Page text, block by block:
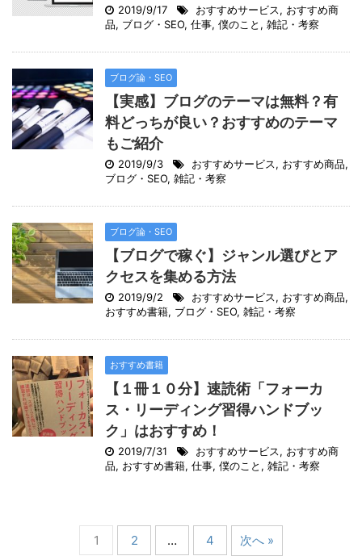
2019/9/17 おすすめサービス, おすすめ商
品, ブログ・SEO, 仕事, 僕のこと , 雑記・考察
ブログ論・SEO
【実感】ブログのテーマは無料？有
料どっちが良い？おすすめのテーマ
もご紹介
2019/9/3 おすすめサービス, おすすめ商品,
ブログ・SEO, 雑記・考察
ブログ論・SEO
【ブログで稼ぐ】ジャンル選びとア
クセスを集める方法
2019/9/2 おすすめサービス, おすすめ商品,
おすすめ書籍, ブログ・SEO, 雑記・考察
おすすめ書籍
【１冊１０分】速読術「フォーカ
ス・リーディング習得ハンドブッ
ク」はおすすめ！
2019/7/31 おすすめサービス, おすすめ商
品, おすすめ書籍, 仕事, 僕のこと , 雑記・考察
1 2 … 4 次へ »